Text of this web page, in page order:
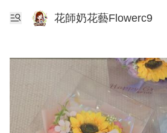
花師奶花藝Flowerc9